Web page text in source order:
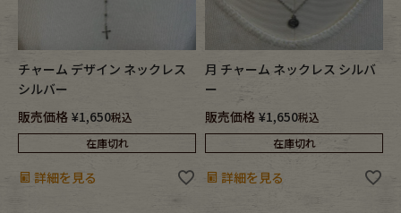
チャーム デザイン ネックレス
シルバー
販売価格 ¥1,650税込
在庫切れ
詳細を見る
月 チャーム ネックレス シルバ
ー
販売価格 ¥1,650税込
在庫切れ
詳細を見る